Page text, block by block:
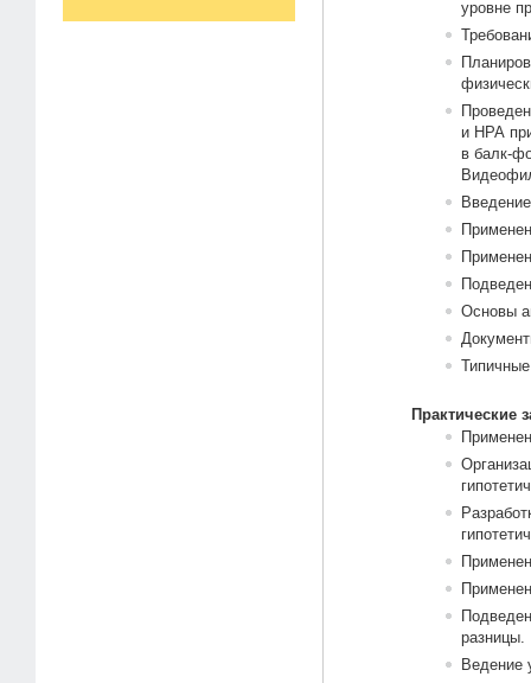
уровне
и НРА
в балк-
Основы
Практические
разницы.
Ведение